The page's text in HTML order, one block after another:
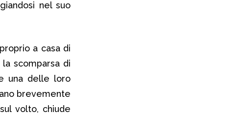
nel suo
a casa di
scomparsa di
una delle loro
brevemente
volto, chiude